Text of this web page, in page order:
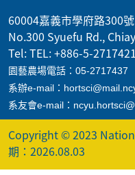
60004嘉義市學府路300號
No.300 Syuefu Rd.,
Tel: TEL: +886-5-
園藝農場電話：05-2717437
系辦e-mail：
系友會e-mail：
Copyright © 2023
期：2026.08.03